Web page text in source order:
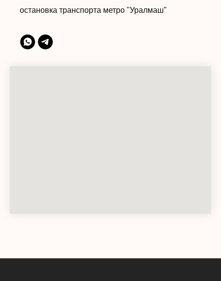
остановка транспорта метро "Уралмаш"